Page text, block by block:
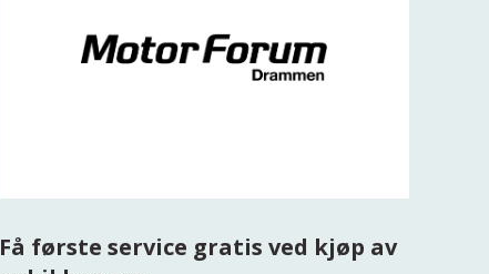
Få første service gratis ved kjøp av